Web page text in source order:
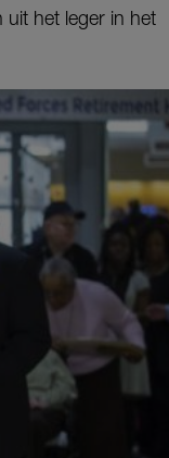
uit het leger in het